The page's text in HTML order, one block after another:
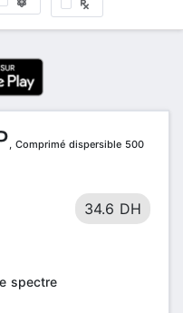
, Comprimé dispersible 500
34.6 DH
spectre